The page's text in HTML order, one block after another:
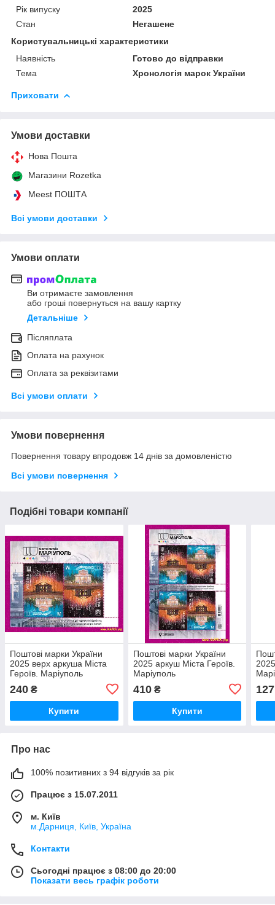
Рік випуску
2025
Стан
Негашене
Користувальницькі характеристики
Наявність
Готово до відправки
Тема
Хронологія марок України
Приховати
Умови доставки
Нова Пошта
Магазини Rozetka
Meest ПОШТА
Всі умови доставки
Умови оплати
Ви отримаєте замовлення
або гроші повернуться на вашу картку
Детальніше
Післяплата
Оплата на рахунок
Оплата за реквізитами
Всі умови оплати
Умови повернення
Повернення товару впродовж 14 днів за домовленістю
Всі умови повернення
Подібні товари компанії
Поштові марки України
2025 верх аркуша Міста
Героїв. Маріуполь
240 ₴
Купити
Поштові марки України
2025 аркуш Міста Героїв.
Маріуполь
410₴
Купити
127
Про нас
100% позитивних з 94 відгуків за рік
Працює з 15.07.2011
м. Київ
м.Дарниця, Київ, Україна
Контакти
Сьогодні працює з 08:00 до 20:00
Показати весь графік роботи